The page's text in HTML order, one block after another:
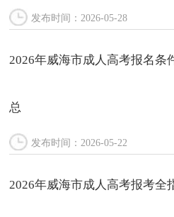
发布时间：2026-05-28
2026年威海市成人高考报名条
总
发布时间：2026-05-22
2026年威海市成人高考报考全